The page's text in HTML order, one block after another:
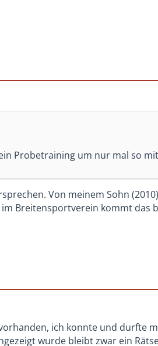
Probetraining um nur mal so
Von meinem Sohn
im Breitensportverein kommt das
ich konnte und durfte
wurde bleibt zwar ein